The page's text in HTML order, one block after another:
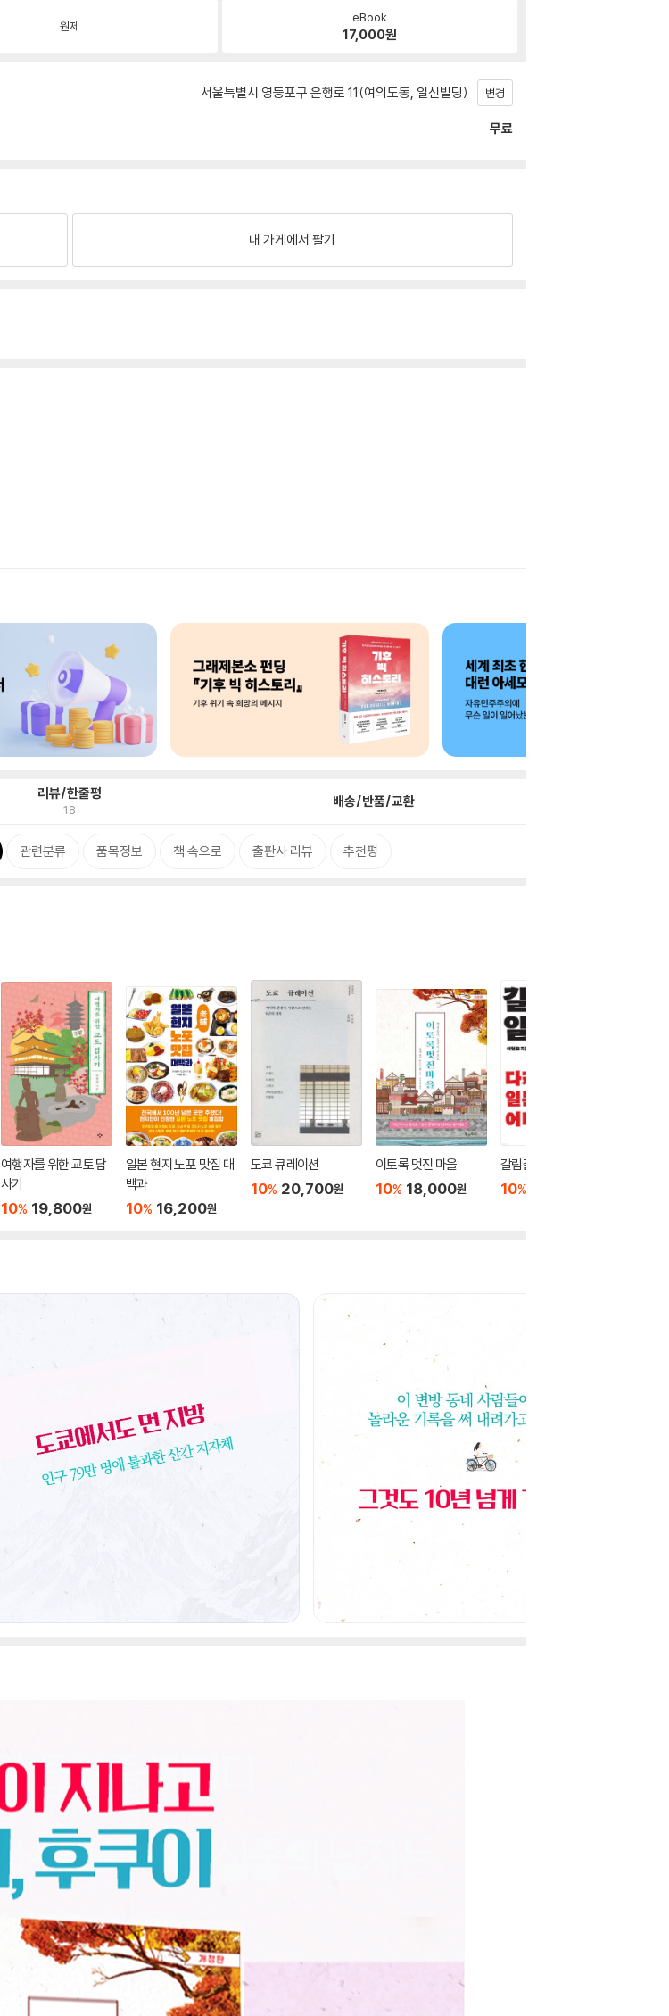
원제
eBook
17,000원
서울특별시 영등포구 은행로 11(여의도동, 일신빌딩) 변경
무료
내 가게에서 팔기
리뷰/한줄평
18 배송/반품/교환
관련분류 품목정보 책 속으로 출판사 리뷰 추천평
여행자를 위한 교토 답
사기
10% 19,800원
일본 현지 노포 맛집 대
백과
10% 16,200원
도쿄 큐레이션
10% 20,700원
이토록 멋진 마을
10% 18,000원
갈림길의 일본
10%